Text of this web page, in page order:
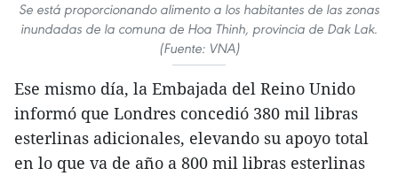
Se está proporcionando alimento a los habitantes de las zonas
inundadas de la comuna de Hoa Thinh, provincia de Dak Lak.
(Fuente: VNA)
Ese mismo día, la Embajada del Reino Unido
informó que Londres concedió 380 mil libras
esterlinas adicionales, elevando su apoyo total
en lo que va de año a 800 mil libras esterlinas